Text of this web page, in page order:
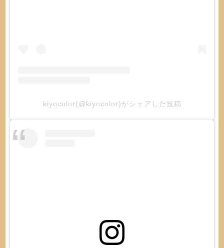
kiyocolor(@kiyocolor)がシェアした投稿